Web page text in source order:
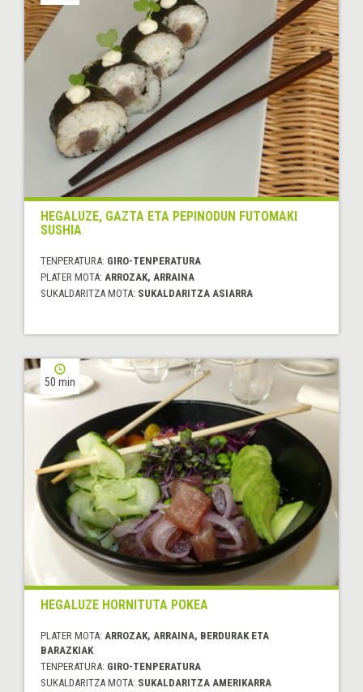
HEGALUZE, GAZTA ETA PEPINODUN FUTOMAKI
SUSHIA
TENPERATURA: GIRO-TENPERATURA
PLATER MOTA: ARROZAK, ARRAINA
SUKALDARITZA MOTA: SUKALDARITZA ASIARRA
50 min
HEGALUZE HORNITUTA POKEA
PLATER MOTA: ARROZAK, ARRAINA, BERDURAK ETA
BARAZKIAK
TENPERATURA: GIRO-TENPERATURA
SUKALDARITZA MOTA: SUKALDARITZA AMERIKARRA